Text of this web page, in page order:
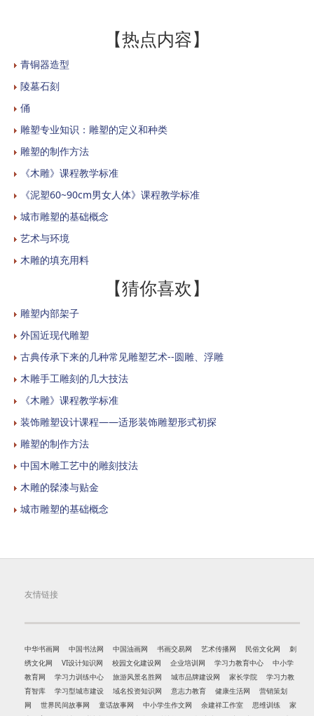
【热点内容】
青铜器造型
陵墓石刻
俑
雕塑专业知识：雕塑的定义和种类
雕塑的制作方法
《木雕》课程教学标准
《泥塑60~90cm男女人体》课程教学标准
城市雕塑的基础概念
艺术与环境
木雕的填充用料
【猜你喜欢】
雕塑内部架子
外国近现代雕塑
古典传承下来的几种常见雕塑艺术--圆雕、浮雕
木雕手工雕刻的几大技法
《木雕》课程教学标准
装饰雕塑设计课程——适形装饰雕塑形式初探
雕塑的制作方法
中国木雕工艺中的雕刻技法
木雕的髹漆与贴金
城市雕塑的基础概念
友情链接
中华书画网 中国书法网 中国油画网 书画交易网 艺术传播网 民俗文化网
刺
绣文化网
VI设计知识网 校园文化建设网 企业培训网 学习力教育中心
中小学
教育网
学习力训练中心 旅游风景名胜网 城市品牌建设网 家长学院
学习力教
育智库
学习型城市建设 域名投资知识网 意志力教育 健康生活网
营销策划
网
世界民间故事网 童话故事网 中小学生作文网 余建祥工作室 思维训练
家